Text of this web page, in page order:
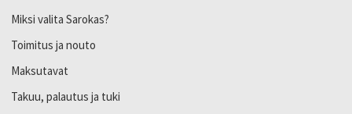
Miksi valita Sarokas?
Toimitus ja nouto
Maksutavat
Takuu, palautus ja tuki